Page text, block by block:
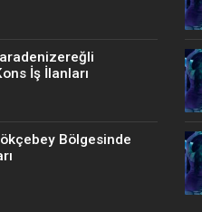
İş İlanları
Bölgesinde